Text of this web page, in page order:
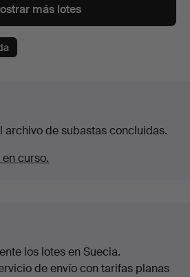
más lotes
archivo de subastas concluidas.
curso.
los lotes en Suecia.
de envío con tarifas planas